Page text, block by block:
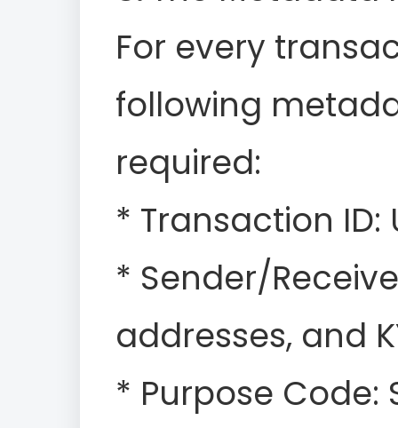
For every
following
required:
* Transaction ID:
* Sender/
addresses, and
* Purpose